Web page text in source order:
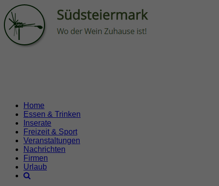
Home
Essen & Trinken
Inserate
Freizeit & Sport
Veranstaltungen
Nachrichten
Firmen
Urlaub